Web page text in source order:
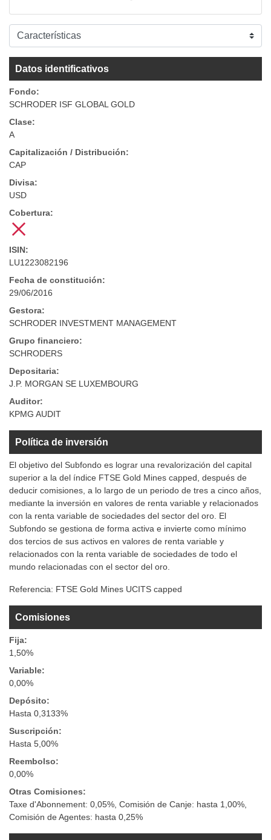
Datos identificativos
Fondo:
SCHRODER ISF GLOBAL GOLD
Clase:
A
Capitalización / Distribución:
CAP
Divisa:
USD
Cobertura:
ISIN:
LU1223082196
Fecha de constitución:
29/06/2016
Gestora:
SCHRODER INVESTMENT MANAGEMENT
Grupo financiero:
SCHRODERS
Depositaria:
J.P. MORGAN SE LUXEMBOURG
Auditor:
KPMG AUDIT
Política de inversión
El objetivo del Subfondo es lograr una revalorización del capital
superior a la del índice FTSE Gold Mines capped, después de
deducir comisiones, a lo largo de un periodo de tres a cinco años,
mediante la inversión en valores de renta variable y relacionados
con la renta variable de sociedades del sector del oro. El
Subfondo se gestiona de forma activa e invierte como mínimo
dos tercios de sus activos en valores de renta variable y
relacionados con la renta variable de sociedades de todo el
mundo relacionadas con el sector del oro.
Referencia: FTSE Gold Mines UCITS capped
Comisiones
Fija:
1,50%
Variable:
0,00%
Depósito:
Hasta 0,3133%
Suscripción:
Hasta 5,00%
Reembolso:
0,00%
Otras Comisiones:
Taxe d'Abonnement: 0,05%, Comisión de Canje: hasta 1,00%,
Comisión de Agentes: hasta 0,25%